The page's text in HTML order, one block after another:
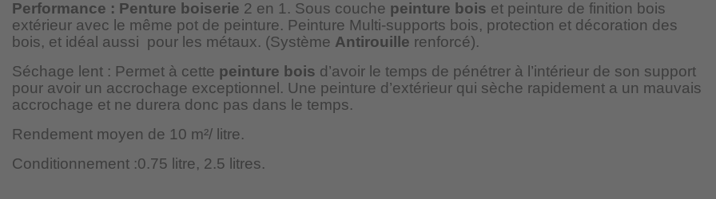
Performance : Penture boiserie 2 en 1. Sous couche peinture bois et peinture de finition bois
extérieur avec le même pot de peinture. Peinture Multi-supports bois, protection et décoration des
bois, et idéal aussi pour les métaux. (Système Antirouille renforcé).
Séchage lent : Permet à cette peinture bois d’avoir le temps de pénétrer à l’intérieur de son support
pour avoir un accrochage exceptionnel. Une peinture d’extérieur qui sèche rapidement a un mauvais
accrochage et ne durera donc pas dans le temps.
Rendement moyen de 10 m²/ litre.
Conditionnement :0.75 litre, 2.5 litres.